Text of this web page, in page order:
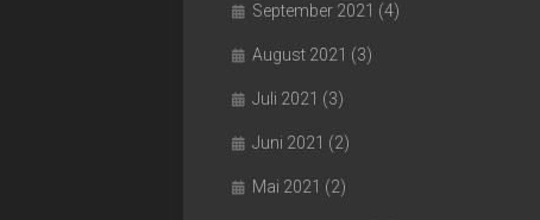
September 2021 (4)
August 2021 (3)
Juli 2021 (3)
Juni 2021 (2)
Mai 2021 (2)